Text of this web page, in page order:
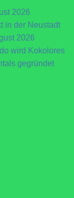
2026
in der Neustadt
2026
wird Kokolores
gegründet